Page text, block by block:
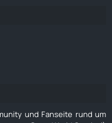
und Fanseite rund um